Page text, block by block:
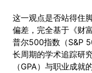
这一观点是否站得住
偏差，完全基于《财
普尔500指数（S&P
长周期的学术追踪研
（GPA）与职业成就